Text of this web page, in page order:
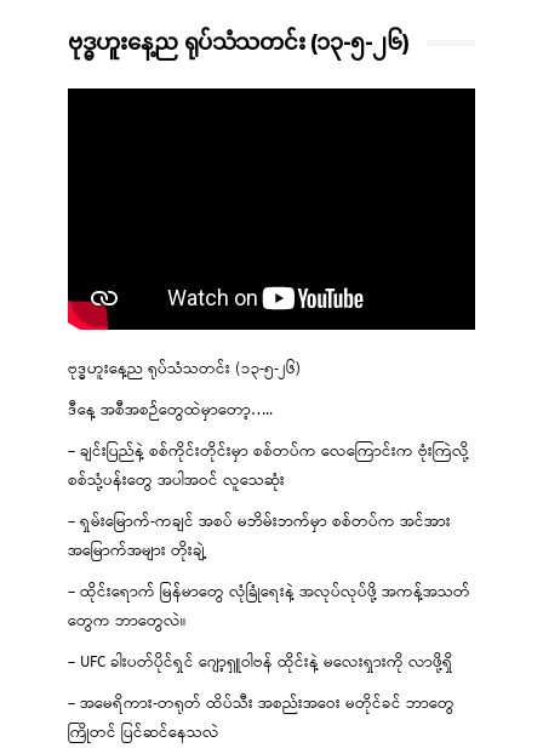
ဗုဒ္ဓဟူးနေ့ည ရုပ်သံသတင်း (၁၃-၅-၂၆)
ဗုဒ္ဓဟူးနေ့ည ရုပ်သံသတင်း (၁၃-၅-၂၆)
ဒီနေ့ အစီအစဉ်တွေထဲမှာတော့…..
– ချင်းပြည်နဲ့ စစ်ကိုင်းတိုင်းမှာ စစ်တပ်က လေကြောင်းက ဗုံးကြဲလို့
စစ်သုံ့ပန်းတွေ အပါအဝင် လူသေဆုံး
– ရှမ်းမြောက်-ကချင် အစပ် မဘိမ်းဘက်မှာ စစ်တပ်က အင်အား
အမြောက်အများ တိုးချဲ့
– ထိုင်းရောက် မြန်မာတွေ လုံခြုံရေးနဲ့ အလုပ်လုပ်ဖို့ အကန့်အသတ်
တွေက ဘာတွေလဲ။
– UFC ခါးပတ်ပိုင်ရှင် ဂျော့ရှူဝါဗန် ထိုင်းနဲ့ မလေးရှားကို လာဖို့ရှိ
– အမေရိကား-တရုတ် ထိပ်သီး အစည်းအဝေး မတိုင်ခင် ဘာတွေ
ကြိုတင် ပြင်ဆင်နေသလဲ